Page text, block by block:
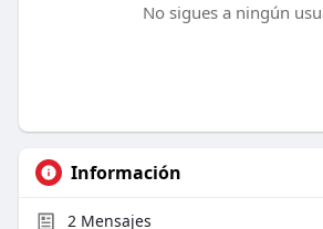
No sigues a ningún
Información
2Mensajes